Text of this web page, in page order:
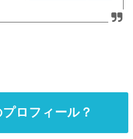
ロフィール？